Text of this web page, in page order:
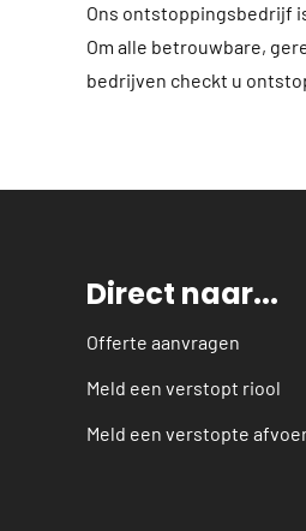
Ons ontstoppingsbedrijf
Om alle betrouwbare,
bedrijven checkt u
Direct naar...
Offerte aanvragen
Meld een verstopt riool
Meld een verstopte